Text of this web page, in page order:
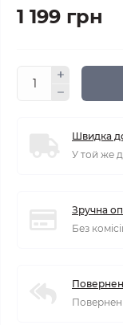
1 199 грн
Швидка
У той же
Зручна
Без